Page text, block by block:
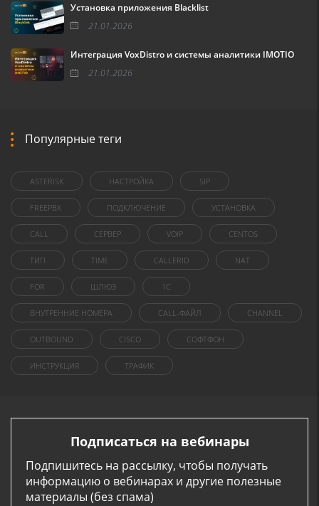
Установка приложения Blacklist
21.01.2026
Интеграция VoxDistro и системы аналитики IMOTIO
21.01.2026
Популярные теги
ASTERISK НАСТРОЙКА SIP
FREEPBX ПОДКЛЮЧЕНИЕ УСТАНОВКА
CALL СЕРВЕР VOIP CENTOS
ТИП TIME CALLERID NAT
FOR ШЛЮЗ 1C
ВНУТРЕННИЕ НОМЕРА CALL-ФАЙЛ CHANNEL
OUTBOUND CISCO СОФТФОН
ИНСТРУКЦИЯ ТРАФИК
Подписаться на вебинары
Подпишитесь на рассылку, чтобы получать
информацию о вебинарах и другие полезные
материалы (без спама)